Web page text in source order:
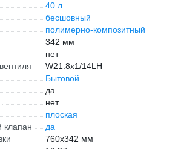
40 л
бесшовный
полимерно-композитный
342 мм
нет
W21.8х1/14LH
Бытовой
да
нет
плоская
клапан
да
760х342 мм